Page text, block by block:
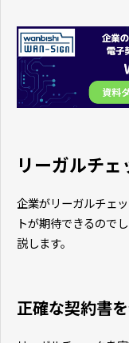
リーガルチ
企業がリーガルチェ
トが期待できるので
説します。
正確な契約書